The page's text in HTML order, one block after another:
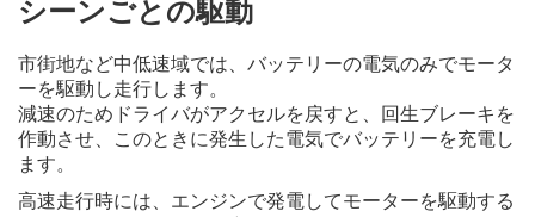
シーンごとの駆動
市街地など中低速域では、バッテリーの電気のみでモータ
ーを駆動し走行します。
減速のためドライバがアクセルを戻すと、回生ブレーキを
作動させ、このときに発生した電気でバッテリーを充電し
ます。
高速走行時には、エンジンで発電してモーターを駆動する